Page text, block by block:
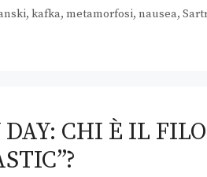
, kafka, metamorfosi, nausea,
CHI È IL